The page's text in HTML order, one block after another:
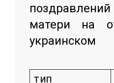
матери на
украинском
ТИП